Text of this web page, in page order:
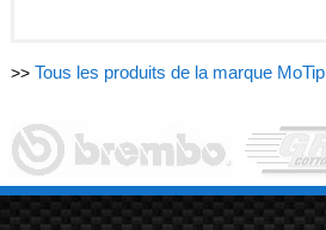
>> Tous les produits de la marque MoTip